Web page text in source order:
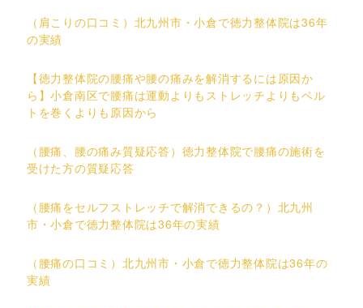
（肩こりの口コミ）北九州市・小倉で徳力整体院は36年
の実績
【徳力整体院の腰痛や腰の痛みを解消するには原因か
ら】小倉南区で腰痛は運動よりもストレッチよりもベル
トを巻くよりも原因から
（腰痛、腰の痛み質疑応答）徳力整体院で腰痛の施術を
受けた方の質疑応答
（腰痛をセルフストレッチで解消できるの？）北九州
市・小倉で徳力整体院は36年の実績
（腰痛の口コミ）北九州市・小倉で徳力整体院は36年の
実績